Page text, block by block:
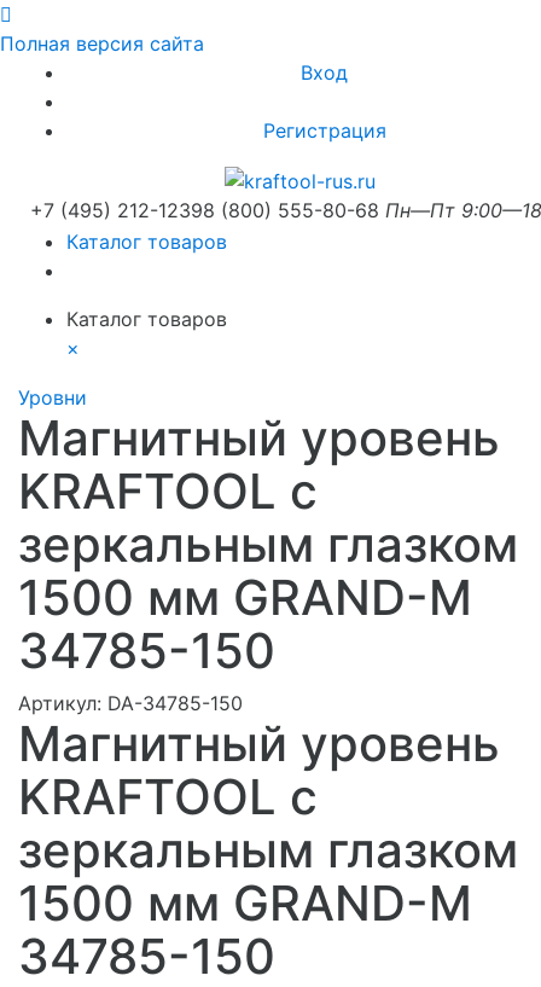
Полная версия сайта
Вход
Регистрация
+7 (495) 212-12398 (800) 555-80-68 Пн—Пт
Каталог товаров
Каталог товаров
×
Уровни
Магнитный уровень
KRAFTOOL с
зеркальным глазком
1500 мм GRAND-M
34785-150
Артикул: DA-34785-150
Магнитный уровень
KRAFTOOL с
зеркальным глазком
1500 мм GRAND-M
34785-150